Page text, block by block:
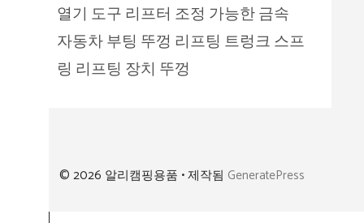
열기 도구 리프터 조정 가능한 금속
자동차 부팅 뚜껑 리프팅 트렁크 스프
링 리프팅 장치 뚜껑
© 2026 알리캠핑용품 • 제작됨 GeneratePress